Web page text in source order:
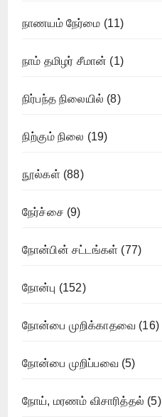
நாணயம் நேர்மை (11)
நாம் தமிழர் சீமான் (1)
நிர்பந்த நிலையில் (8)
நிற்கும் நிலை (19)
நூல்கள் (88)
நேர்ச்சை (9)
நோன்பின் சட்டங்கள் (77)
நோன்பு (152)
நோன்பை முறிக்காதவை (16)
நோன்பை முறிப்பவை(5)
நோய், மரணம் விசாரித்தல் (5)